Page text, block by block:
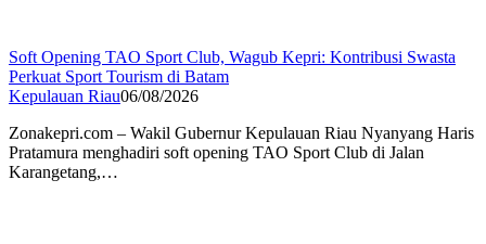
Soft Opening TAO Sport Club, Wagub Kepri: Kontribusi Swasta
Perkuat Sport Tourism di Batam
Kepulauan Riau06/08/2026
Zonakepri.com – Wakil Gubernur Kepulauan Riau Nyanyang Haris
Pratamura menghadiri soft opening TAO Sport Club di Jalan
Karangetang,…